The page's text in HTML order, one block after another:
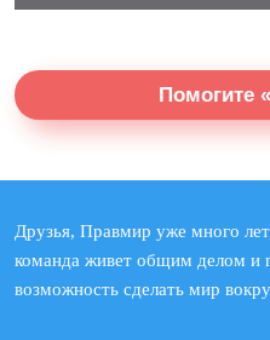
Помогите
Друзья, Правмир уже много
команда живет общим делом и
возможность сделать мир